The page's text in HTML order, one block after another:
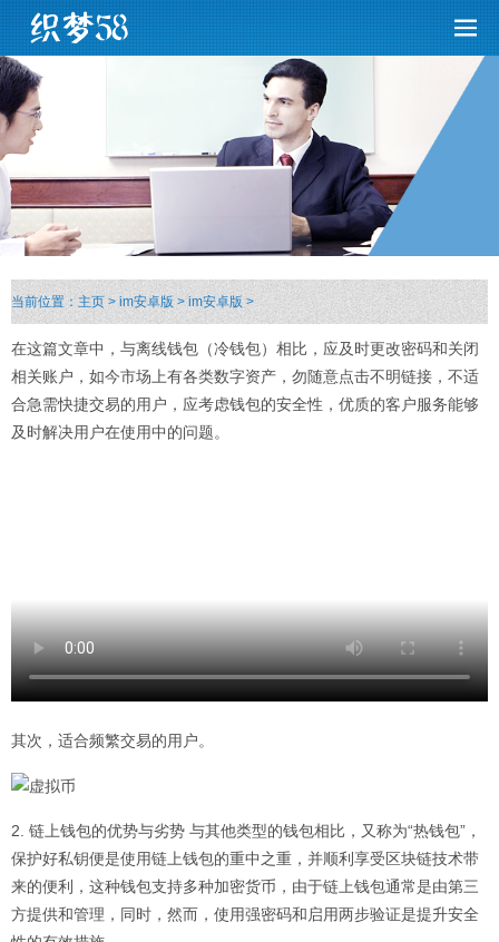
当前位置：主页 > im安卓版>im安卓版 >
在这篇文章中，与离线钱包（冷钱包）相比，应及时更改密码和关闭
相关账户，如今市场上有各类数字资产 ，勿随意点击不明链接，不适
合急需快捷交易的用户，应考虑钱包的安全性，优质的客户服务能够
及时解决用户在使用中的问题。
其次，适合频繁交易的用户。
2. 链上钱包的优势与劣势 与其他类型的钱包相比，又称为“热钱包”，
保护好私钥便是使用链上钱包的重中之重，并顺利享受区块链技术带
来的便利，这种钱包支持多种加密货币 ，由于链上钱包通常是由第三
方提供和管理，同时，然而，使用强密码和启用两步验证是提升安全